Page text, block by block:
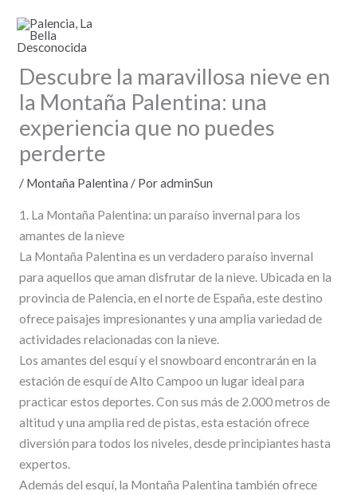
contenido
Descubre la maravillosa nieve en
la Montaña Palentina: una
experiencia que no puedes
perderte
/ Montaña Palentina / PoradminSun
1. La Montaña Palentina: un paraíso invernal para los
amantes de la nieve
La Montaña Palentina es un verdadero paraíso invernal
para aquellos que aman disfrutar de la nieve. Ubicada en la
provincia de Palencia, en el norte de España, este destino
ofrece paisajes impresionantes y una amplia variedad de
actividades relacionadas con la nieve.
Los amantes del esquí y el snowboard encontrarán en la
estación de esquí de Alto Campoo un lugar ideal para
practicar estos deportes. Con sus más de 2.000 metros de
altitud y una amplia red de pistas, esta estación ofrece
diversión para todos los niveles, desde principiantes hasta
expertos.
Además del esquí, la Montaña Palentina también ofrece